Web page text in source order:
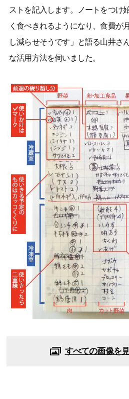
ストを記入します。ノートをつけ
く食べきれるようになり、食費が
し減らせそうです」と語る山井さ
な活用方法を伺いました。
すべての画像を